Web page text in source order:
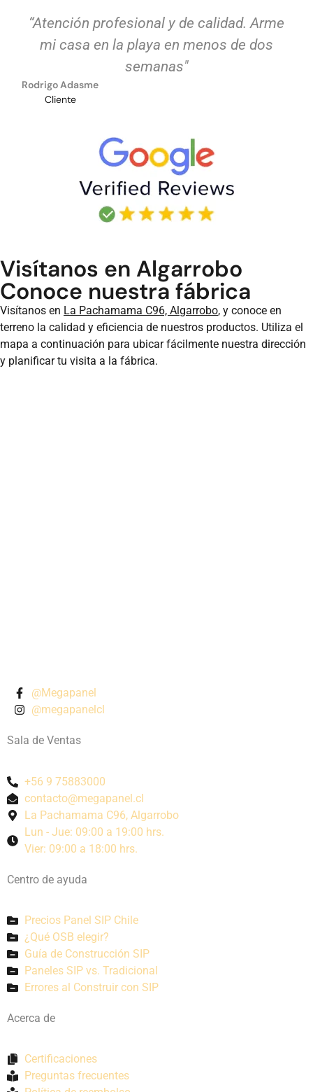
“Atención profesional y de calidad. Arme
mi casa en la playa en menos de dos
semanas"
Rodrigo Adasme
Cliente
Visítanos en Algarrobo
Conoce nuestra fábrica
Visítanos en La Pachamama C96, Algarrobo, y conoce en
terreno la calidad y eficiencia de nuestros productos. Utiliza el
mapa a continuación para ubicar fácilmente nuestra dirección
y planificar tu visita a la fábrica.
@Megapanel
@megapanelcl
Sala de Ventas
+56 9 75883000
contacto@megapanel.cl
La Pachamama C96, Algarrobo
Lun - Jue: 09:00 a 19:00 hrs.
Vier: 09:00 a 18:00 hrs.
Centro de ayuda
Precios Panel SIP Chile
¿Qué OSB elegir?
Guía de Construcción SIP
Paneles SIP vs. Tradicional
Errores al Construir con SIP
Acerca de
Certificaciones
Preguntas frecuentes